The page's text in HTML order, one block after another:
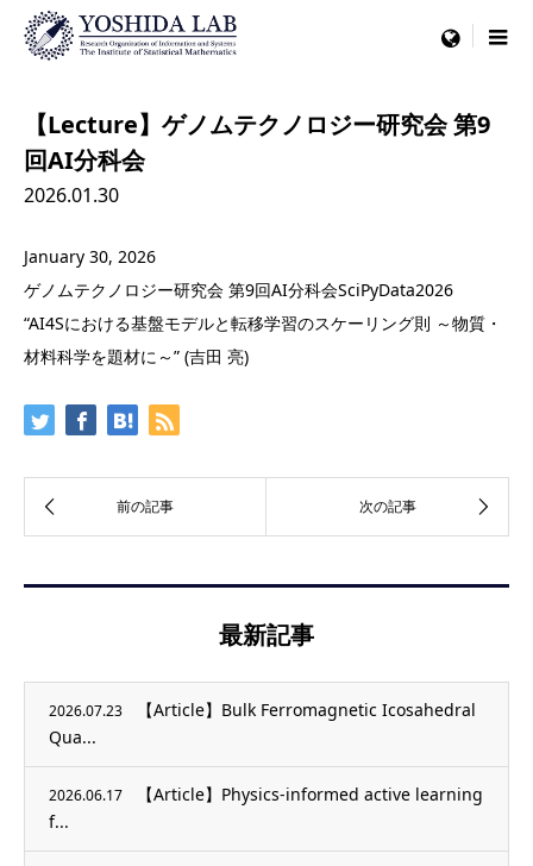
menu
【Lecture】ゲノムテクノロジー研究会 第9
回AI分科会
2026.01.30
January 30, 2026
ゲノムテクノロジー研究会 第9回AI分科会SciPyData2026
“AI4Sにおける基盤モデルと転移学習のスケーリング則 ～物質・
材料科学を題材に～” (吉田 亮)
最新記事
2026.07.23
【Article】Bulk Ferromagnetic Icosahedral
Qua...
2026.06.17
【Article】Physics-informed active learning
f...